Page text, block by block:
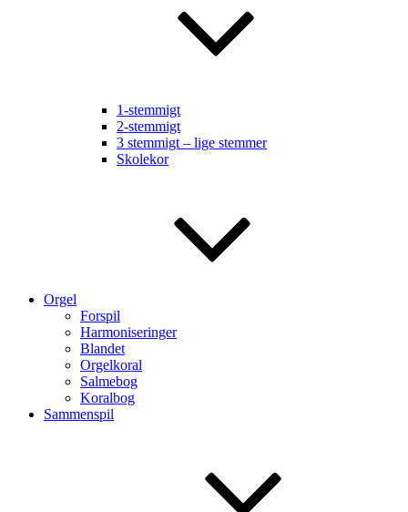
1-stemmigt
2-stemmigt
3 stemmigt – lige stemmer
Skolekor
Orgel
Forspil
Harmoniseringer
Blandet
Orgelkoral
Salmebog
Koralbog
Sammenspil